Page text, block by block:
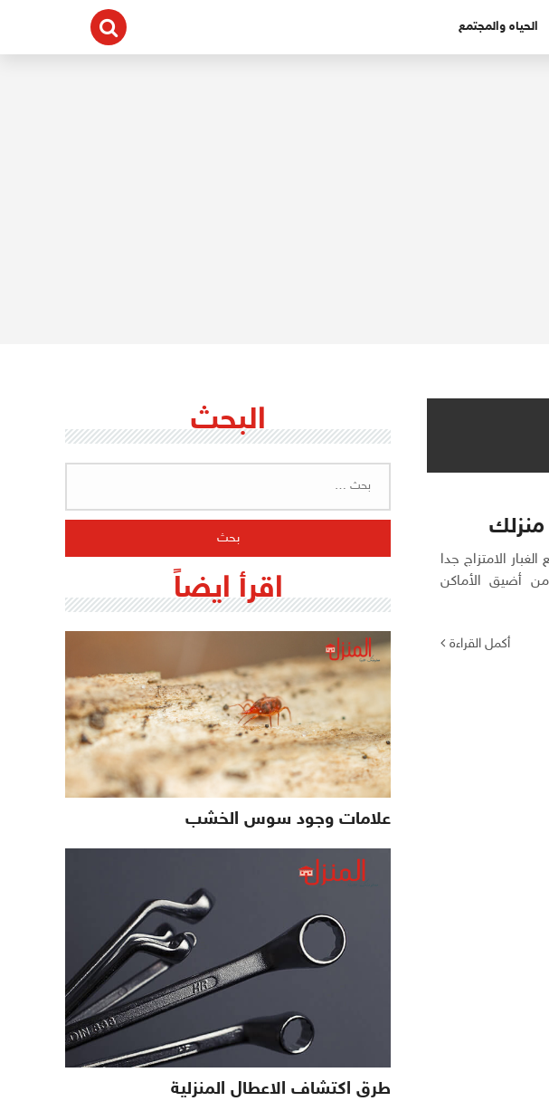
الحياه والمجتمع
منزلك
الامتزاج جدا
من أضيق الأماكن
أكمل القراءة
البحث
اقرأ ايضاً
علامات وجود سوس الخشب
طرق اكتشاف الاعطال المنزلية